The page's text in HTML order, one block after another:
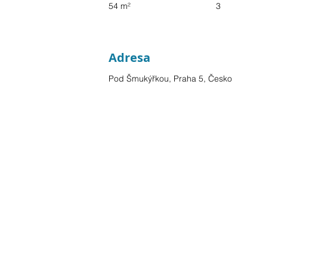
54 m²
3
Adresa
Pod Šmukýřkou, Praha 5, Česko